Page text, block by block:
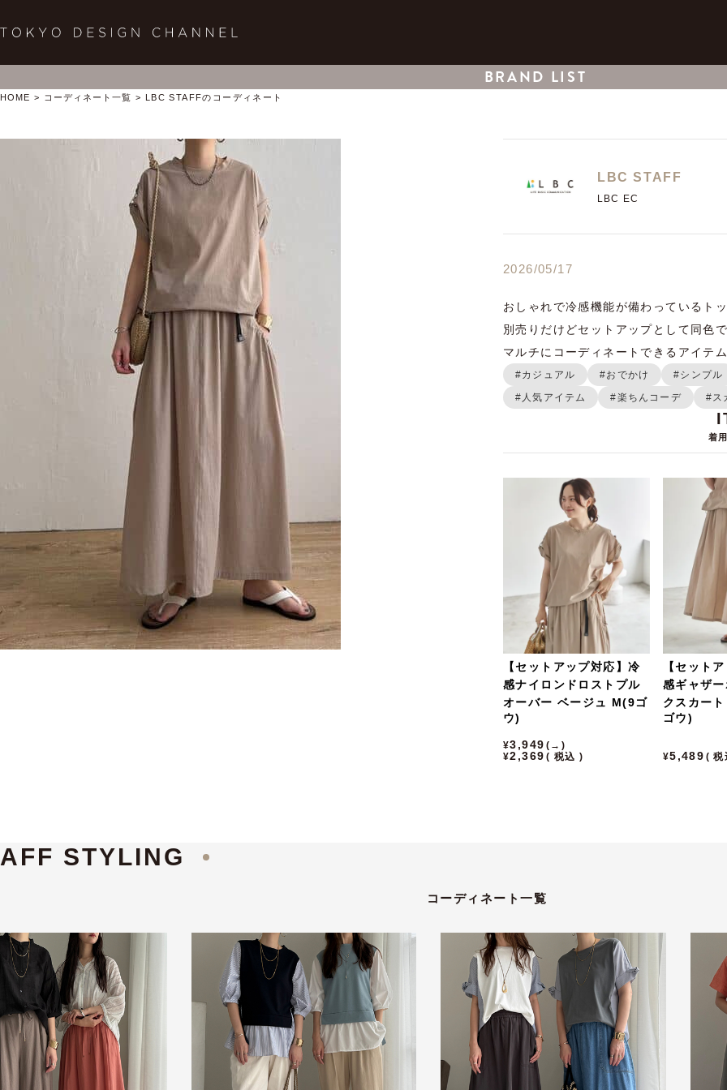
BRAND LIST
HOME コーディネート一覧 LBC STAFFのコーディネート
LBC STAFF
LBC EC
2026/05/17
おしゃれで冷感機能が備わっているト
別売りだけどセットアップとして同色
マルチにコーディネートできるアイテ
#カジュアル #おでかけ
#シンプル
#人気アイテム
#楽ちんコーデ #ス
着
【セットアップ対応】冷
感ナイロンドロストプル
オーバー ベージュ M(9ゴ
ウ)
3,949 →
2,369 税込
【セット
感ギャザ
クスカート
ゴウ)
5,489 税
STYLING
コーディネート一覧